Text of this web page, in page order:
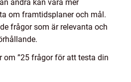
andra kan vara mer
om framtidsplaner och mål.
frågor som är relevanta och
”25 frågor för att testa din